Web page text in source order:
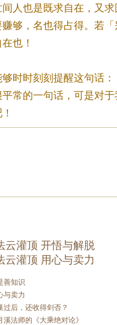
人也是既求自在，又
够，名也得占得。若
也！
时时刻刻提醒这句话
常的一句话，可是对
！
云灌顶 开悟与解脱
云灌顶 用心与卖力
善知识
与卖力
过后，还收得剑否？
溪法师的《大乘绝对论》